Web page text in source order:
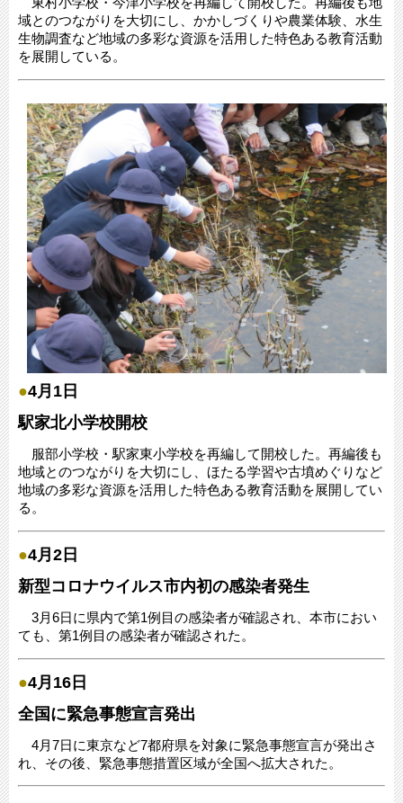
域とのつながりを大切にし、かかしづくりや農業体験、水生
生物調査など地域の多彩な資源を活用した特色ある教育活動
を展開している。
●4月1日
駅家北小学校開校
服部小学校・駅家東小学校を再編して開校した。再編後も
地域とのつながりを大切にし、ほたる学習や古墳めぐりなど
地域の多彩な資源を活用した特色ある教育活動を展開してい
る。
●4月2日
新型コロナウイルス市内初の感染者発生
3月6日に県内で第1例目の感染者が確認され、本市におい
ても、第1例目の感染者が確認された。
●4月16日
全国に緊急事態宣言発出
4月7日に東京など7都府県を対象に緊急事態宣言が発出さ
れ、その後、緊急事態措置区域が全国へ拡大された。